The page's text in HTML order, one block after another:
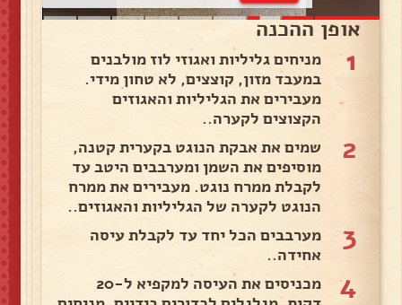
אופן ההכנה
1
מניחים גליליות ואגוזי לוז מולבנים
במעבד מזון, קוצצים, לא טחון מידי.
מעבירים את הגליליות והאגוזים
הקצוצים לקערה..
2
שמים את אבקת הנוגט בקערית קטנה,
מוסיפים את השמן ומערבבים היטב עד
לקבלת ממרח נוגט. מעבירים את ממרח
הנוגט לקערה של הגליליות והאגוזים..
3
מערבבים הכל יחד עד לקבלת עיסה
אחידה..
4
מכניסים את העיסה למקפיא ל-20